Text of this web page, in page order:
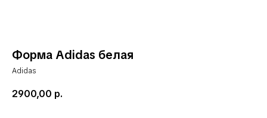
Форма Adidas белая
Adidas
2900,00 р.